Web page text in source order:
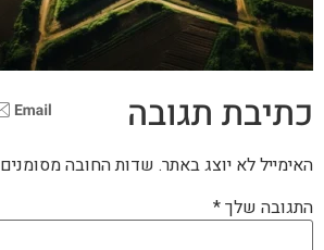
כתיבת תגובה
האימייל לא יוצג באתר. שדות החובה מסומנים
התגובה שלך*